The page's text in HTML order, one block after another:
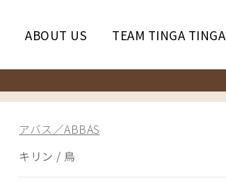
ABOUT US TEAM TINGA TINGA
アバス／ABBAS
キリン / 鳥